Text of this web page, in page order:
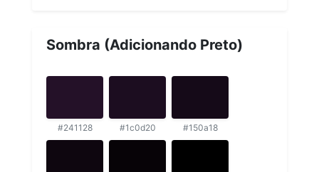
Sombra (Adicionando Preto)
#241128 #1c0d20 #150a18